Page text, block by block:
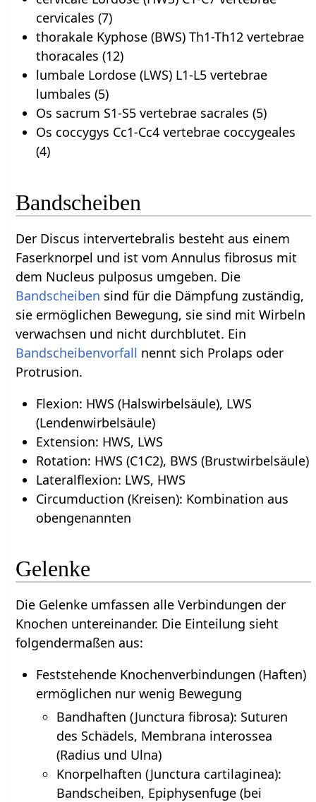
cervicales (7)
thorakale Kyphose (BWS) Th1-Th12 vertebrae
thoracales (12)
lumbale Lordose (LWS) L1-L5 vertebrae
lumbales (5)
Os sacrum S1-S5 vertebrae sacrales (5)
Os coccygys Cc1-Cc4 vertebrae coccygeales
(4)
Bandscheiben
Der Discus intervertebralis besteht aus einem
Faserknorpel und ist vom Annulus fibrosus mit
dem Nucleus pulposus umgeben. Die
Bandscheiben sind für die Dämpfung zuständig,
sie ermöglichen Bewegung, sie sind mit Wirbeln
verwachsen und nicht durchblutet. Ein
Bandscheibenvorfall nennt sich Prolaps oder
Protrusion.
Flexion: HWS (Halswirbelsäule), LWS
(Lendenwirbelsäule)
Extension: HWS, LWS
Rotation: HWS (C1C2), BWS (Brustwirbelsäule)
Lateralflexion: LWS, HWS
Circumduction (Kreisen): Kombination aus
obengenannten
Gelenke
Die Gelenke umfassen alle Verbindungen der
Knochen untereinander. Die Einteilung sieht
folgendermaßen aus:
Feststehende Knochenverbindungen (Haften)
ermöglichen nur wenig Bewegung
Bandhaften (Junctura fibrosa): Suturen
des Schädels, Membrana interossea
(Radius und Ulna)
Knorpelhaften (Junctura cartilaginea):
Bandscheiben, Epiphysenfuge (bei